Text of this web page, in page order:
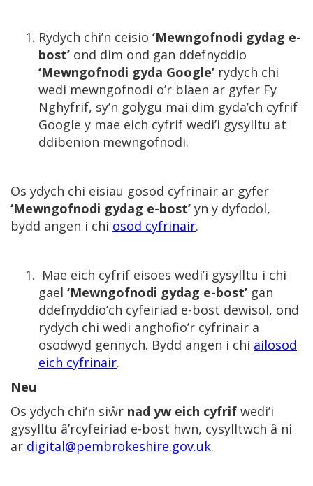
Rydych chi’n ceisio ‘Mewngofnodi gydag e-
bost’ ond dim ond gan ddefnyddio
‘Mewngofnodi gyda Google’ rydych chi
wedi mewngofnodi o’r blaen ar gyfer Fy
Nghyfrif, sy’n golygu mai dim gyda’ch cyfrif
Google y mae eich cyfrif wedi’i gysylltu at
ddibenion mewngofnodi.
Os ydych chi eisiau gosod cyfrinair ar gyfer
‘Mewngofnodi gydag e-bost’ yn y dyfodol,
bydd angen i chi osod cyfrinair.
Mae eich cyfrif eisoes wedi’i gysylltu i chi
gael ‘Mewngofnodi gydag e-bost’ gan
ddefnyddio’ch cyfeiriad e-bost dewisol, ond
rydych chi wedi anghofio’r cyfrinair a
osodwyd gennych. Bydd angen i chi ailosod
eich cyfrinair.
Neu
Os ydych chi’n siŵr nad yw eich cyfrif wedi’i
gysylltu â’rcyfeiriad e-bost hwn, cysylltwch â ni
ar digital@pembrokeshire.gov.uk.